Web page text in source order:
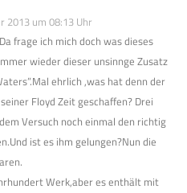
2013 um 08:13 Uhr
frage ich mich doch was dieses
wieder dieser unsinnge Zusatz
ehrlich ,was hat denn der
Floyd Zeit geschaffen? Drei
Versuch noch einmal den richtig
ist es ihm gelungen?Nun die
Werk,aber es enthält mit